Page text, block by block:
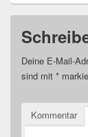
Deine E-Mail-
sind mit *
Kommentar